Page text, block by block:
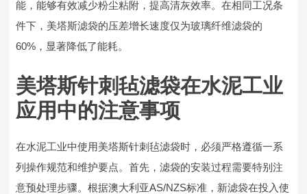
能，能够有效减少粉尘粘附，提高清灰效率。在相同工况条
件下，美塔斯滤袋的压差增长速度仅为玻璃纤维滤袋的
60%，显著降低了能耗。
美塔斯针刺毡滤袋在水泥工业
应用中的注意事项
在水泥工业中使用美塔斯针刺毡滤袋时，必须严格遵循一系
列操作规范和维护要点。首先，滤袋的安装过程需要特别注
意预处理步骤。根据澳大利亚AS/NZS标准，新滤袋在投入使